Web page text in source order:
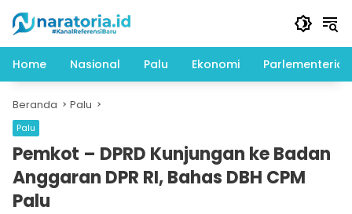
konten
Home
Nasional Palu Ekonomi Parlementeria
Beranda Palu
Palu
Pemkot – DPRD Kunjungan ke Badan
Anggaran DPR RI, Bahas DBH CPM
Palu